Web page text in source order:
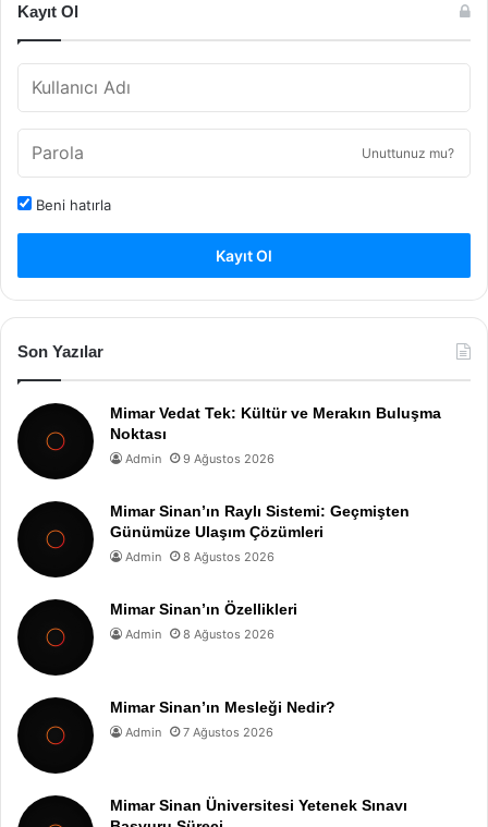
Kayıt Ol
Unuttunuz mu?
Beni hatırla
Kayıt Ol
Son Yazılar
Mimar Vedat Tek: Kültür ve Merakın Buluşma
Noktası
Admin 9 Ağustos 2026
Mimar Sinan’ın Raylı Sistemi: Geçmişten
Günümüze Ulaşım Çözümleri
Admin 8 Ağustos 2026
Mimar Sinan’ın Özellikleri
Admin 8 Ağustos 2026
Mimar Sinan’ın Mesleği Nedir?
Admin 7 Ağustos 2026
Mimar Sinan Üniversitesi Yetenek Sınavı